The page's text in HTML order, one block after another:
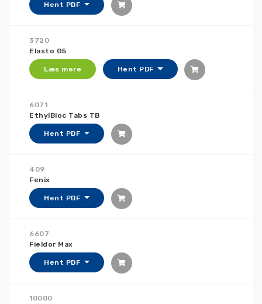
Hent PDF
3720
Elasto G5
Læs mere Hent PDF
6071
EthylBloc Tabs TB
Hent PDF
409
Fenix
Hent PDF
6607
Fieldor Max
Hent PDF
10000